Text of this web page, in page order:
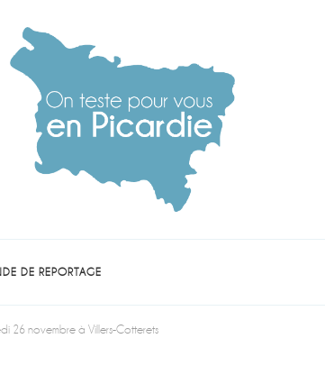
DE REPORTAGE
26 novembre à Villers-Cotterets